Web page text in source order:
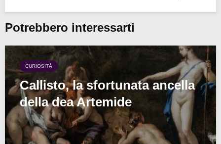
Potrebbero interessarti
CURIOSITÀ
Callisto, la sfortunata ancella
della dea Artemide